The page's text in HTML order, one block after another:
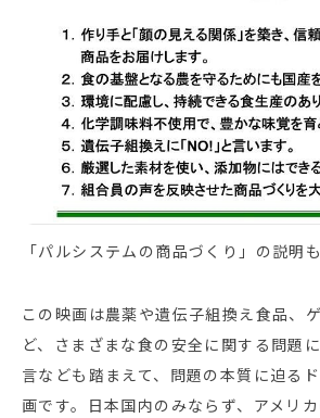
「パルシステムの商品づくり」の説明も
この映画は農薬や遺伝子組換え食品、
ど、さまざまな食の安全に関する問題
言なども踏まえて、問題の本質に迫る
画です。日本国内のみならず、アメリ